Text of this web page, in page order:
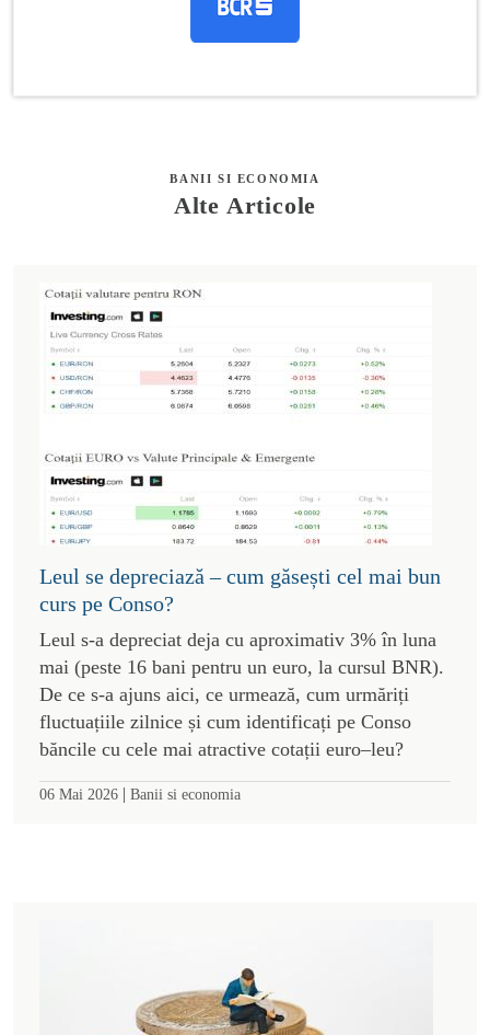
BANII SI ECONOMIA
Alte Articole
Leul se depreciază – cum găsești cel mai bun
curs pe Conso?
Leul s-a depreciat deja cu aproximativ 3% în luna
mai (peste 16 bani pentru un euro, la cursul BNR).
De ce s-a ajuns aici, ce urmează, cum urmăriți
fluctuațiile zilnice și cum identificați pe Conso
băncile cu cele mai atractive cotații euro–leu?
06 Mai 2026 | Banii si economia